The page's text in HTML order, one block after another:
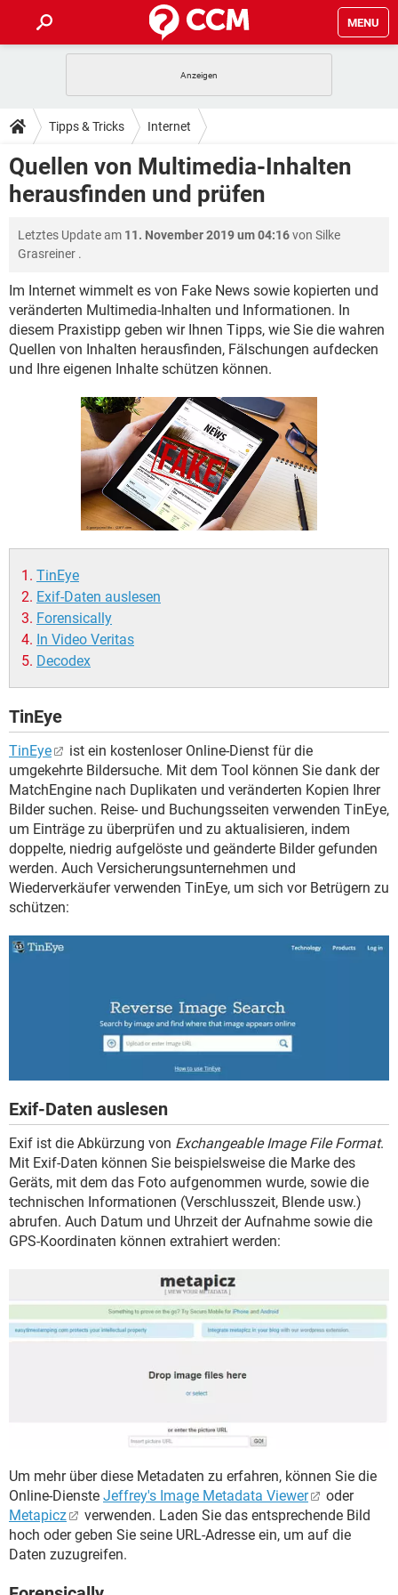
MENU
ANDROID
WINDOWS 10 INSTAGRAM
WHATSAPP TIKTOK
TIPPS & TRICKS
SPIELE
ANDROID IOS
WHATSAPP TIKTOK
DOWNLOADS
SPIELE STREAMING
WINDOWS 10
WHATSAPP TIKTOK
FACEBOOK HARDWARE
FORUM
SPIELE STREAMING
WINDOWS 10 INSTAGRAM
WHATSAPP TIKTOK
HARDWARE
LEXIKON
SPIELE STREAMING
ANDROID IOS
WINDOWS 10 INSTAGRAM
WHATSAPP TIKTOK
HARDWARE
Tipps & Tricks Internet
Quellen von Multimedia-Inhalten
herausfinden und prüfen
Letztes Update am 11. November 2019 um 04:16von Silke
Grasreiner .
Im Internet wimmelt es von Fake News sowie kopierten und
veränderten Multimedia-Inhalten und Informationen. In
diesem Praxistipp geben wir Ihnen Tipps, wie Sie die wahren
Quellen von Inhalten herausfinden, Fälschungen aufdecken
und Ihre eigenen Inhalte schützen können.
TinEye
Exif-Daten auslesen
Forensically
In Video Veritas
Decodex
TinEye
TinEye
ist ein kostenloser Online-Dienst für die
umgekehrte Bildersuche. Mit dem Tool können Sie dank der
MatchEngine nach Duplikaten und veränderten Kopien Ihrer
Bilder suchen. Reise- und Buchungsseiten verwenden TinEye,
um Einträge zu überprüfen und zu aktualisieren, indem
doppelte, niedrig aufgelöste und geänderte Bilder gefunden
werden. Auch Versicherungsunternehmen und
Wiederverkäufer verwenden TinEye, um sich vor Betrügern zu
schützen:
Exif-Daten auslesen
Exif ist die Abkürzung von Exchangeable Image File Format.
Mit Exif-Daten können Sie beispielsweise die Marke des
Geräts, mit dem das Foto aufgenommen wurde, sowie die
technischen Informationen (Verschlusszeit, Blende usw.)
abrufen. Auch Datum und Uhrzeit der Aufnahme sowie die
GPS-Koordinaten können extrahiert werden:
Um mehr über diese Metadaten zu erfahren, können Sie die
Online-Dienste Jeffrey's Image Metadata Viewer
oder
Metapicz
verwenden. Laden Sie das entsprechende Bild
hoch oder geben Sie seine URL-Adresse ein, um auf die
Daten zuzugreifen.